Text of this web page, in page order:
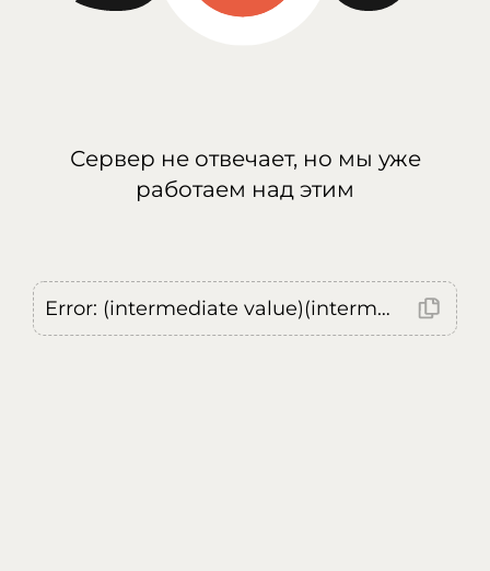
Сервер не отвечает, но мы уже
работаем над этим
Error: (intermediate value)(intermediate value)(intermediate value).replaceAll is not a function